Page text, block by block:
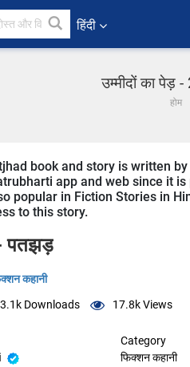
हिंदी
उम्मीदों का पेड़
होम
book and story is written
app and web since it
popular in Fiction Stories in
to this story.
पतझड़
कहानी
3.1k Downloads 17.8kViews
Category
फिक्शन कहानी